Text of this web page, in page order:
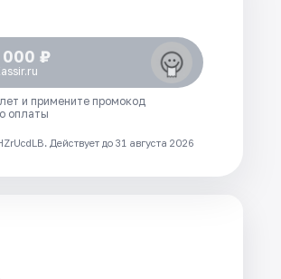
000 ₽
и примените промокод
оплаты
Действует до 31 августа 2026